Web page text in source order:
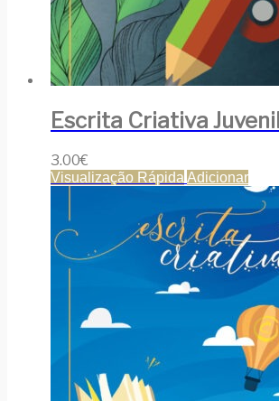
Escrita Criativa Juvenil
3.00€
Visualização Rápida Adicionar